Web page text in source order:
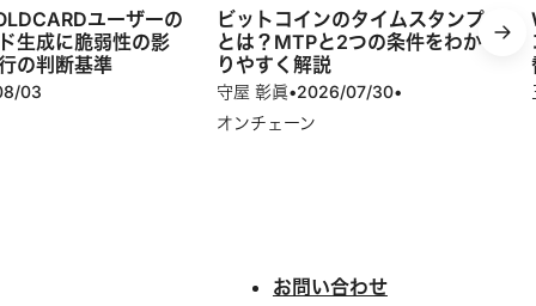
ユーザーの
生成に脆弱性の影
の判断基準
03
ビットコインのタイムスタンプ
とは？MTPと2つの条件をわか
りやすく解説
守屋 彰眞•2026/07/30•
オンチェーン
お問い合わせ